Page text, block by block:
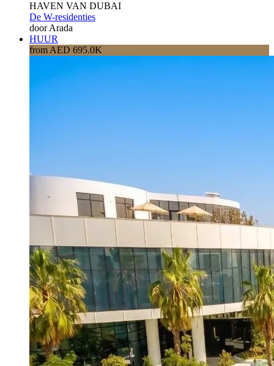
HAVEN VAN DUBAI
De W-residenties
door Arada
HUUR
from AED 695.0K